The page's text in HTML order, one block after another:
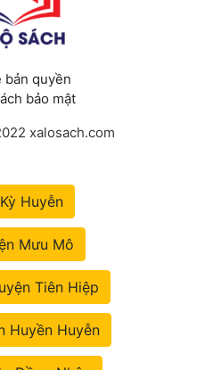
bản quyền
bảo mật
xalosach.com
Huyễn
Mưu Mô
Tiên Hiệp
Huyền Huyễn